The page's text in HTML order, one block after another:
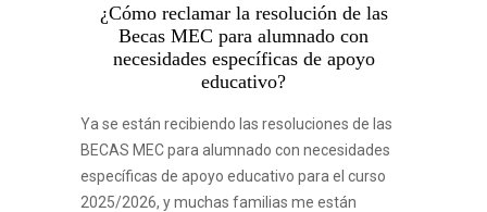
¿Cómo reclamar la resolución de las
Becas MEC para alumnado con
necesidades específicas de apoyo
educativo?
Ya se están recibiendo las resoluciones de las
BECAS MEC para alumnado con necesidades
específicas de apoyo educativo para el curso
2025/2026, y muchas familias me están